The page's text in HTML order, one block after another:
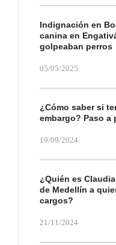
Indignación en
canina en
golpeaban perros
05/05/2025
¿Cómo saber si
embargo? Paso a
19/09/2024
¿Quién es
de Medellín a
cargos?
21/11/2024